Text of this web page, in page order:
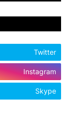
Twitter
Instagram
Skype